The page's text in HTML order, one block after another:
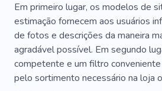
Em primeiro lugar, os modelos de
estimação fornecem aos usuários
de fotos e descrições da maneira
agradável possível. Em segundo
competente e um filtro
pelo sortimento necessário na loja